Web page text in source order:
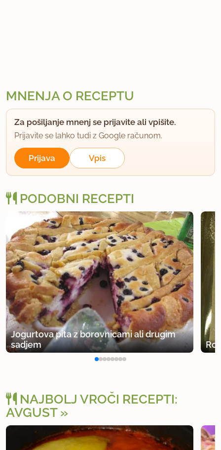
MNENJA O RECEPTU
Za pošiljanje mnenj se prijavite ali vpišite.
Prijavite se lahko tudi z Google računom.
Prijava Vpis
PODOBNI RECEPTI
Jogurtova pita z borovnicami ali drugim
sadjem
NAJBOLJ VROČI RECEPTI:
AVGUST